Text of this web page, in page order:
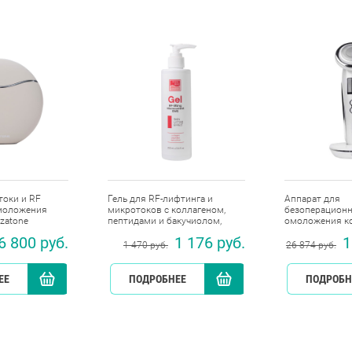
и RF
800 руб.
КУПИТЬ
Гель для RF-лифтинга и
микротоков с коллагеном,
пептидами и бакучиолом,
1 470 руб.
1 176 руб.
ПОДРОБНЕЕ
Аппарат для
омоложения
26 874 руб.